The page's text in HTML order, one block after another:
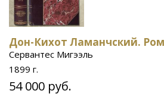
Дон-Кихот Ламанчский.
Сервантес Мигээль
1899 г.
54 000 руб.